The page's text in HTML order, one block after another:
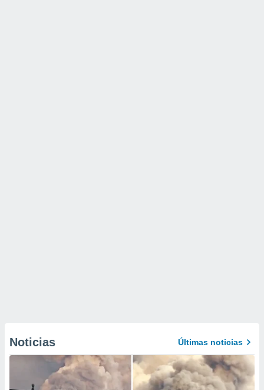
Noticias Últimas noticias